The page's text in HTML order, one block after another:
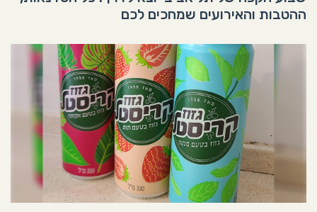
ההטבות והאירועים שמחכים לכם